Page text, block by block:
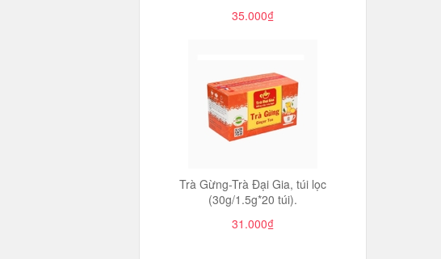
35.000₫
Trà Gừng-Trà Đại Gia, túi lọc
(30g/1.5g*20 túi).
31.000₫